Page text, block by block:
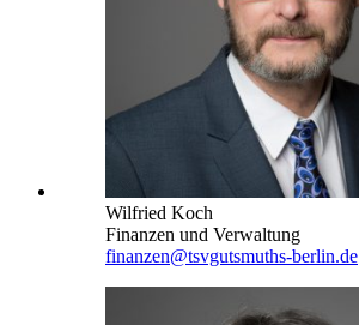
Wilfried Koch
Finanzen und Verwaltung
finanzen@tsvgutsmuths-berlin.de